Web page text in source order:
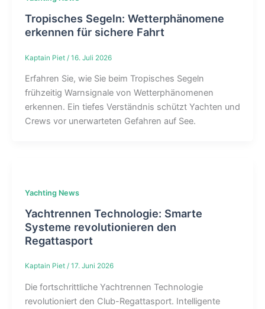
Tropisches Segeln: Wetterphänomene
erkennen für sichere Fahrt
Kaptain Piet / 16. Juli 2026
Erfahren Sie, wie Sie beim Tropisches Segeln
frühzeitig Warnsignale von Wetterphänomenen
erkennen. Ein tiefes Verständnis schützt Yachten und
Crews vor unerwarteten Gefahren auf See.
Yachting News
Yachtrennen Technologie: Smarte
Systeme revolutionieren den
Regattasport
Kaptain Piet / 17. Juni 2026
Die fortschrittliche Yachtrennen Technologie
revolutioniert den Club-Regattasport. Intelligente